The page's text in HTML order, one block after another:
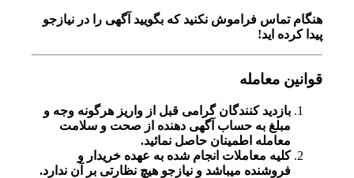
هنگام تماس فراموش نکنید که بگویید آگهی را در نیازجو
پیدا کرده اید!
قوانین معامله
بازدید کنندگان گرامی قبل از واریز هرگونه وجه و
مبلغ به حساب آگهی دهنده از صحت و سلامت
معامله اطمینان حاصل نمائید.
کلیه معاملات انجام شده به عهده خریدار و
فروشنده میباشد و نیازجو هیچ نظارتی بر آن ندارد.